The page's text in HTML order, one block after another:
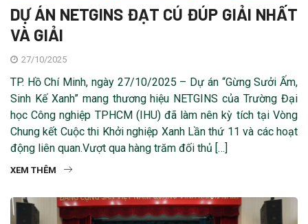
DỰ ÁN NETGINS ĐẠT CÚ ĐÚP GIẢI NHẤT
VÀ GIẢI
27/10/2025
TP. Hồ Chí Minh, ngày 27/10/2025 – Dự án “Gừng Sưởi Ấm,
Sinh Kế Xanh” mang thương hiệu NETGINS của Trường Đại
học Công nghiệp TPHCM (IHU) đã làm nên kỳ tích tại Vòng
Chung kết Cuộc thi Khởi nghiệp Xanh Lần thứ 11 và các hoạt
động liên quan.Vượt qua hàng trăm đối thủ […]
XEM THÊM